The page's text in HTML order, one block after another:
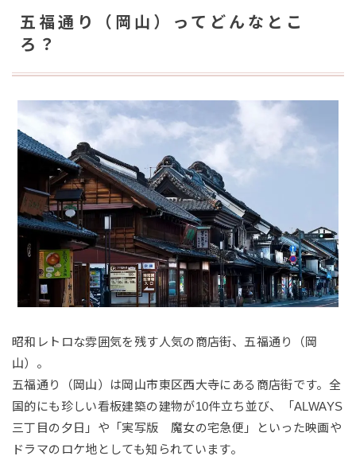
五福通り（岡山）ってどんなとこ
ろ？
昭和レトロな雰囲気を残す人気の商店街、五福通り（岡
山）。
五福通り（岡山）は岡山市東区西大寺にある商店街です。全
国的にも珍しい看板建築の建物が10件立ち並び、「ALWAYS
三丁目の夕日」や「実写版 魔女の宅急便」といった映画や
ドラマのロケ地としても知られています。